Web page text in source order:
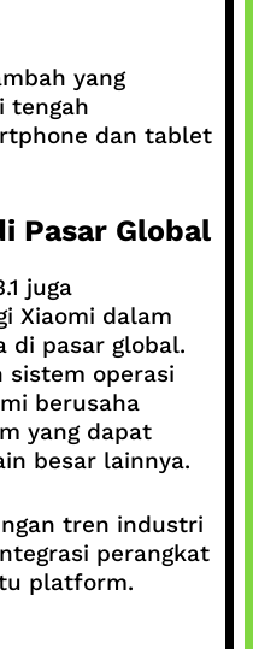
yang
tengah
dan tablet
Pasar Global
juga
Xiaomi dalam
di pasar global.
sistem operasi
berusaha
yang dapat
besar lainnya.
tren industri
perangkat
platform.